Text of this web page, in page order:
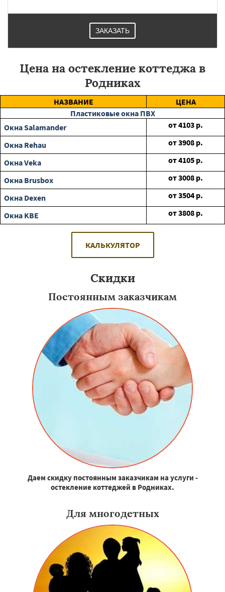
ЗАКАЗАТЬ
Цена на остекление коттеджа в
Родниках
НАЗВАНИЕ
ЦЕНА
Пластиковые окна ПВХ
Окна Salamander
от4103 р.
Окна Rehau
от3908 р.
Окна Veka
от4105 р.
Окна Brusbox
от3008 р.
Окна Dexen
от3504 р.
Окна KBE
от3808 р.
КАЛЬКУЛЯТОР
Скидки
Постоянным заказчикам
Даем скидку постоянным заказчикам на услуги -
остекление коттеджей в Родниках.
Для многодетных